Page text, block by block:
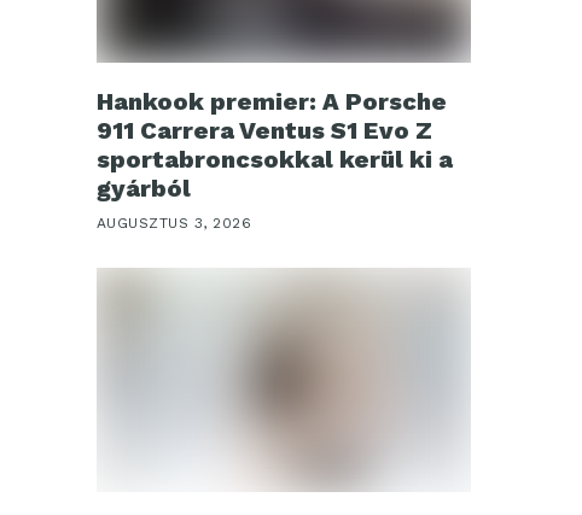
Hankook premier: A Porsche
911 Carrera Ventus S1 Evo Z
sportabroncsokkal kerül ki a
gyárból
AUGUSZTUS 3, 2026